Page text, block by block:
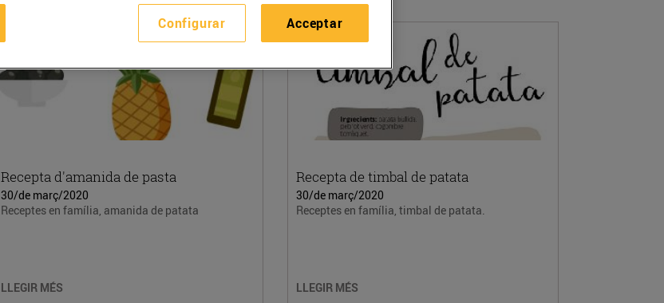
Recepta d'amanida de pasta
30/de març/2020
Receptes en família, amanida de patata
LLEGIR MÉS
Recepta de timbal de patata
30/de març/2020
Receptes en família, timbal de patata.
LLEGIR MÉS
Configurar Acceptar